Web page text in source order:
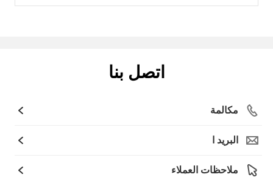
اتصل بنا
مكالمة
البريد ا
ملاحظات العملاء